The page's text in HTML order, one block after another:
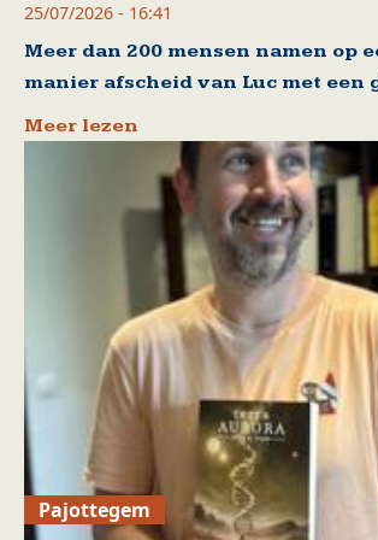
25/07/2026 - 16:41
Meer dan 200 mensen namen op
manier afscheid van Luc met een
Meer lezen
Pajottegem